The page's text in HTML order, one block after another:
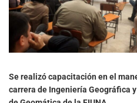
Se realizó capacitación en el
carrera de Ingeniería Geográfica